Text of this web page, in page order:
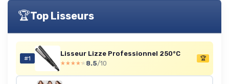
🏆Top Lisseurs
#1
Lisseur Lizze Professionnel 250°C
★★★★★
★★★★★ 8.5/10
🏆
→ Je m'abonne
* En m'inscrivant, j'accepte de recevoir la newsletter
d'Appareils Ménagers et les offres de ses partenaires.
Non merci, peut-être plus tard